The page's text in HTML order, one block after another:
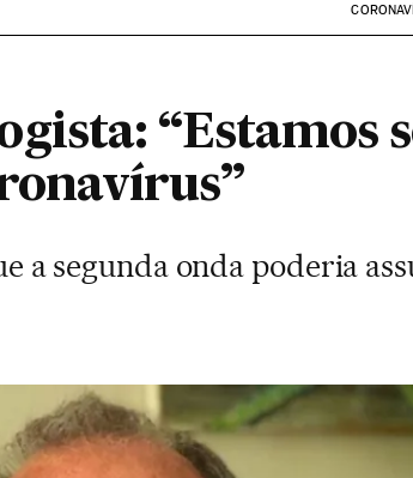
“Estamos
a segunda onda poderia